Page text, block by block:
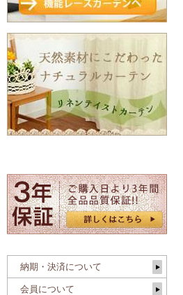
納期・決済について
会員について